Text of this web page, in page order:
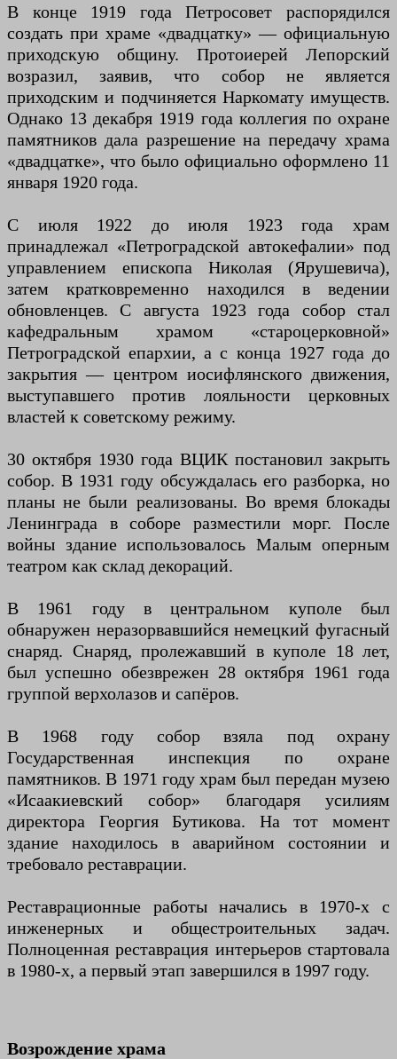
В конце 1919 года Петросовет распорядился
создать при храме «двадцатку» — официальную
приходскую общину. Протоиерей Лепорский
возразил, заявив, что собор не является
приходским и подчиняется Наркомату имуществ.
Однако 13 декабря 1919 года коллегия по охране
памятников дала разрешение на передачу храма
«двадцатке», что было официально оформлено 11
января 1920 года.
С июля 1922 до июля 1923 года храм
принадлежал «Петроградской автокефалии» под
управлением епископа Николая (Ярушевича),
затем кратковременно находился в ведении
обновленцев. С августа 1923 года собор стал
кафедральным храмом «староцерковной»
Петроградской епархии, а с конца 1927 года до
закрытия — центром иосифлянского движения,
выступавшего против лояльности церковных
властей к советскому режиму.
30 октября 1930 года ВЦИК постановил закрыть
собор. В 1931 году обсуждалась его разборка, но
планы не были реализованы. Во время блокады
Ленинграда в соборе разместили морг. После
войны здание использовалось Малым оперным
театром как склад декораций.
В 1961 году в центральном куполе был
обнаружен неразорвавшийся немецкий фугасный
снаряд. Снаряд, пролежавший в куполе 18 лет,
был успешно обезврежен 28 октября 1961 года
группой верхолазов и сапёров.
В 1968 году собор взяла под охрану
Государственная инспекция по охране
памятников. В 1971 году храм был передан музею
«Исаакиевский собор» благодаря усилиям
директора Георгия Бутикова. На тот момент
здание находилось в аварийном состоянии и
требовало реставрации.
Реставрационные работы начались в 1970-х с
инженерных и общестроительных задач.
Полноценная реставрация интерьеров стартовала
в 1980-х, а первый этап завершился в 1997 году.
Возрождение храма